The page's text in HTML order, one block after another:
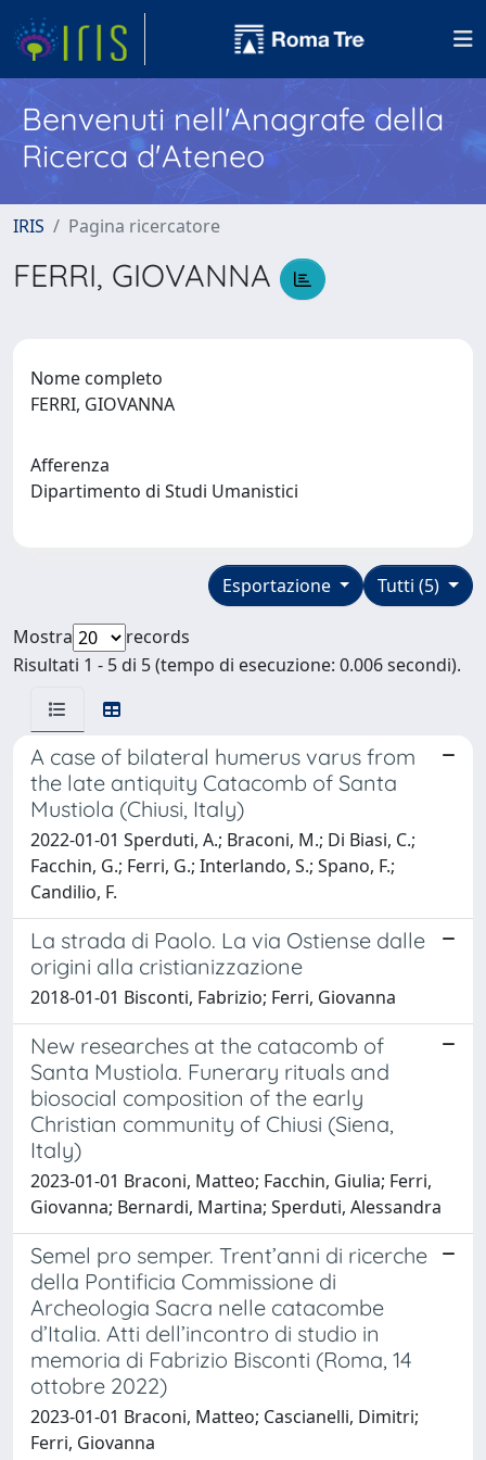
Benvenuti nell'Anagrafe della
Ricerca d'Ateneo
IRIS Pagina ricercatore
FERRI, GIOVANNA
Nome completo
FERRI, GIOVANNA
Afferenza
Dipartimento di Studi Umanistici
Tutti (5)
Esportazione
Mostra
records
Risultati 1 - 5 di 5 (tempo di esecuzione: 0.006 secondi).
A case of bilateral humerus varus from
the late antiquity Catacomb of Santa
Mustiola (Chiusi, Italy)
2022-01-01 Sperduti, A.; Braconi, M.; Di Biasi, C.;
Facchin, G.; Ferri, G.; Interlando, S.; Spano, F.;
Candilio, F.
La strada di Paolo. La via Ostiense dalle
origini alla cristianizzazione
2018-01-01 Bisconti, Fabrizio; Ferri, Giovanna
New researches at the catacomb of
Santa Mustiola. Funerary rituals and
biosocial composition of the early
Christian community of Chiusi (Siena,
Italy)
2023-01-01 Braconi, Matteo; Facchin, Giulia; Ferri,
Giovanna; Bernardi, Martina; Sperduti, Alessandra
Semel pro semper. Trent’anni di ricerche
della Pontificia Commissione di
Archeologia Sacra nelle catacombe
d’Italia. Atti dell’incontro di studio in
memoria di Fabrizio Bisconti (Roma, 14
ottobre 2022)
2023-01-01 Braconi, Matteo; Cascianelli, Dimitri;
Ferri, Giovanna